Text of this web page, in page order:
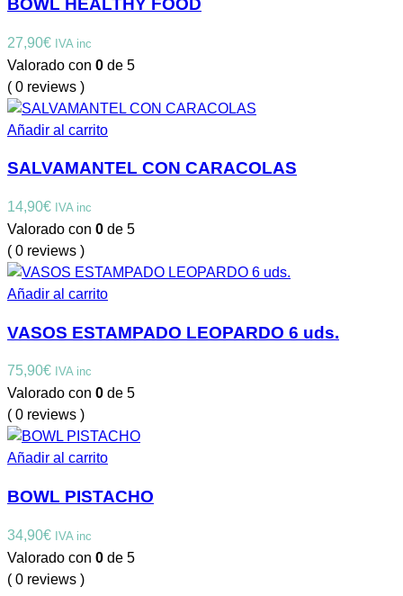
BOWL HEALTHY FOOD
27,90€ IVA inc
Valorado con 0 de 5
( 0 reviews )
Añadir al carrito
SALVAMANTEL CON CARACOLAS
14,90€ IVA inc
Valorado con 0 de 5
( 0 reviews )
Añadir al carrito
VASOS ESTAMPADO LEOPARDO 6 uds.
75,90€ IVA inc
Valorado con 0 de 5
( 0 reviews )
Añadir al carrito
BOWL PISTACHO
34,90€ IVA inc
Valorado con 0 de 5
( 0 reviews )